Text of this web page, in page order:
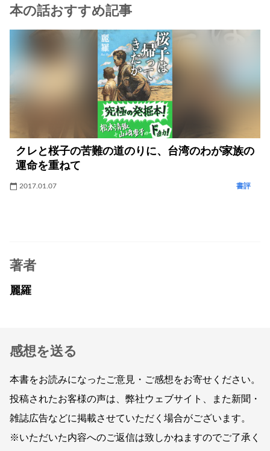
本の話おすすめ記事
クレと桜子の苦難の道のりに、台湾のわが家族の
運命を重ねて
2017.01.07 書評
著者
麗羅
感想を送る
本書をお読みになったご意見・ご感想をお寄せください。
投稿されたお客様の声は、弊社ウェブサイト、また新聞・
雑誌広告などに掲載させていただく場合がございます。
※いただいた内容へのご返信は致しかねますのでご了承く